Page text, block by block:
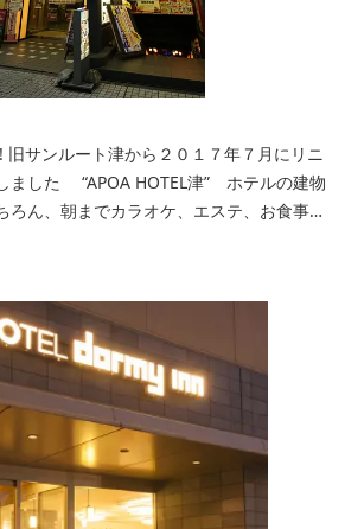
サンルート津から２０１７年７月にリニ
ました “APOA HOTEL津” ホテルの建物
ろん、朝までカラオケ、エステ、お食事も
しめます。 ホテル内施設 地下…創作料
蔵人” 居酒屋“居酒屋ならここが安いぜっ”
ア“ローソン” 和食“いせもん本店”...